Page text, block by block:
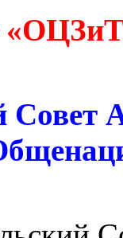
Совет